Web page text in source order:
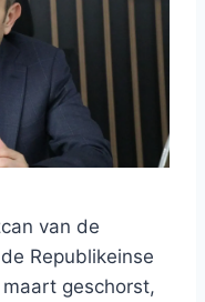
van de
Republikeinse
geschorst,